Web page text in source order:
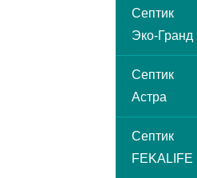
Септик
Эко-Гранд
Септик
Астра
Септик
FEKALIFE